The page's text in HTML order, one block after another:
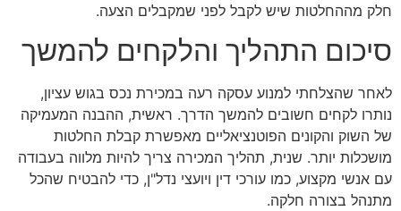
חלק מההחלטות שיש לקבל לפני שמקבלים הצעה.
סיכום התהליך והלקחים להמשך
לאחר שהצלחתי למנוע עסקה רעה במכירת נכס בגוש עציון,
נותרו לקחים חשובים להמשך הדרך. ראשית, ההבנה המעמיקה
של השוק והקונים הפוטנציאליים מאפשרת קבלת החלטות
מושכלות יותר. שנית, תהליך המכירה צריך להיות מלווה בעבודה
עם אנשי מקצוע, כמו עורכי דין ויועצי נדל"ן, כדי להבטיח שהכל
מתנהל בצורה חלקה.